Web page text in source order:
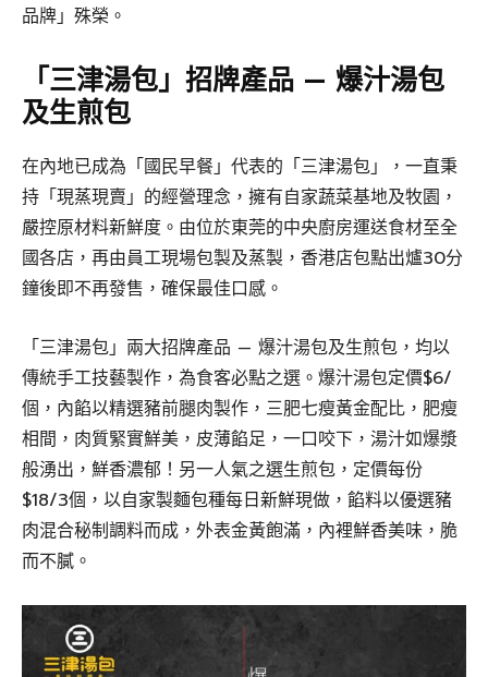
品牌」殊榮。
「三津湯包」招牌產品 — 爆汁湯包
及生煎包
在內地已成為「國民早餐」代表的「三津湯包」，一直秉
持「現蒸現賣」的經營理念，擁有自家蔬菜基地及牧園，
嚴控原材料新鮮度。由位於東莞的中央廚房運送食材至全
國各店，再由員工現場包製及蒸製，香港店包點出爐30分
鐘後即不再發售，確保最佳口感。
「三津湯包」兩大招牌產品 — 爆汁湯包及生煎包，均以
傳統手工技藝製作，為食客必點之選。爆汁湯包定價$6/
個，內餡以精選豬前腿肉製作，三肥七瘦黃金配比，肥瘦
相間，肉質緊實鮮美，皮薄餡足，一口咬下，湯汁如爆漿
般湧出，鮮香濃郁！另一人氣之選生煎包，定價每份
$18/3個，以自家製麵包種每日新鮮現做，餡料以優選豬
肉混合秘制調料而成，外表金黃飽滿，內裡鮮香美味，脆
而不膩。